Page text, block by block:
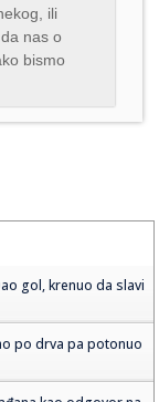
ili
nas o
bismo
gol, krenuo da slavi
po drva pa potonuo